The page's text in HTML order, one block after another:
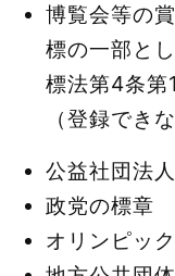
博覧会等の
標の一部と
標法第4条第
（登録でき
公益社団法
政党の標章
オリンピッ